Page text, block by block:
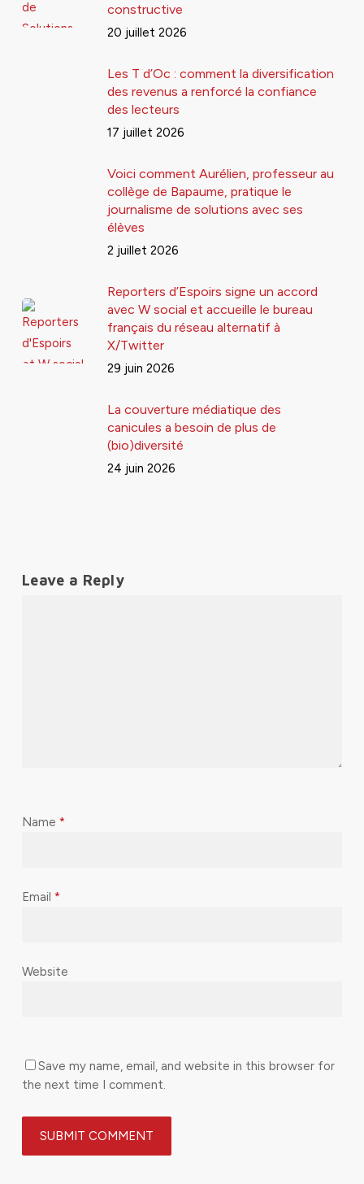
constructive
20 juillet 2026
Les T d’Oc : comment la diversification
des revenus a renforcé la confiance
des lecteurs
17 juillet 2026
Voici comment Aurélien, professeur au
collège de Bapaume, pratique le
journalisme de solutions avec ses
élèves
2 juillet 2026
Reporters d’Espoirs signe un accord
avec W social et accueille le bureau
français du réseau alternatif à
X/Twitter
29 juin 2026
La couverture médiatique des
canicules a besoin de plus de
(bio)diversité
24 juin 2026
Leave a Reply
Name *
Email *
Website
Save my name, email, and website in this browser for
the next time I comment.